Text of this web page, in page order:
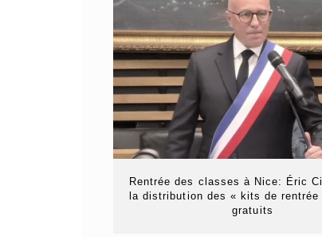
Rentrée des classes à Nice: Éric
la distribution des « kits de
gratuits